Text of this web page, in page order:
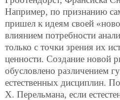
Например, по признанию
пришел к идеям своей
влиянием потребности
только с точки зрения их
ценности. Создание новой
обусловлено различением
естественных дисциплин.
Х. Перельмана, если